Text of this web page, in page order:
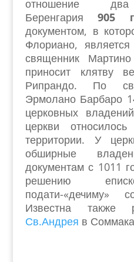
отношение два
Беренгария905
документом, в
Флориано,
священник
приносит клятву
Рипрандо. По
Эрмолано Барбаро
церковных
церкви
территории. У
обширные
документам с 1011
решению
подати-«дечиму»
Известна также
Св.Андрея в